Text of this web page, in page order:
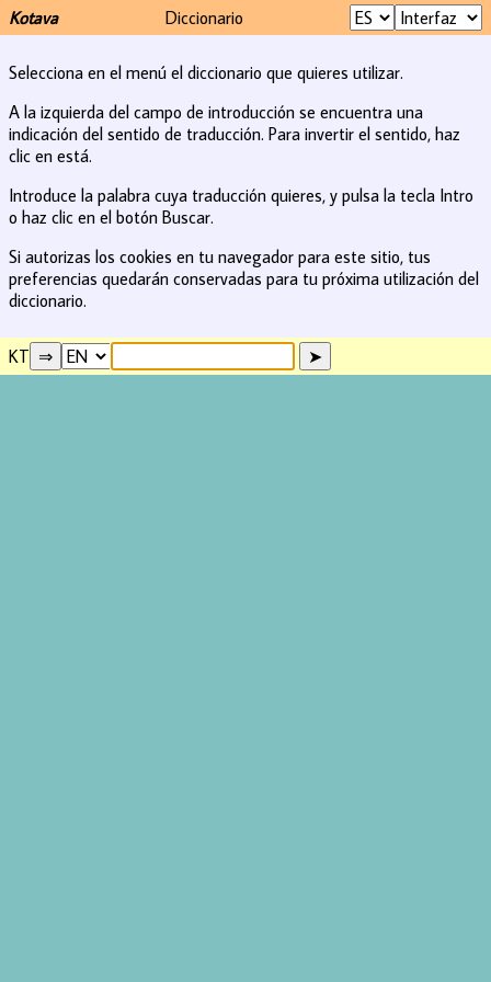
Kotava Diccionario
Selecciona en el menú el diccionario que quieres utilizar.
A la izquierda del campo de introducción se encuentra una
indicación del sentido de traducción. Para invertir el sentido, haz
clic en está.
Introduce la palabra cuya traducción quieres, y pulsa la tecla Intro
o haz clic en el botón Buscar.
Si autorizas los cookies en tu navegador para este sitio, tus
preferencias quedarán conservadas para tu próxima utilización del
diccionario.
KT